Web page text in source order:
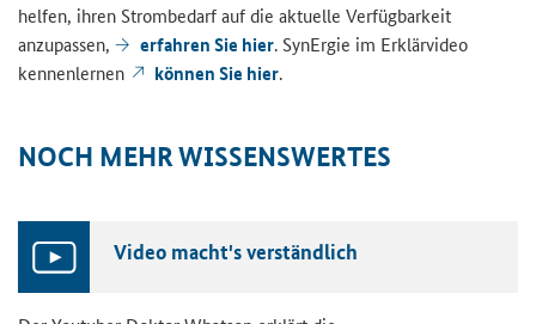
helfen, ihren Strombedarf auf die aktuelle Verfügbarkeit
anzupassen,
erfahren Sie hier. SynErgie im Erklärvideo
kennenlernen
können Sie hier.
NOCH MEHR WISSENSWERTES
Video macht's verständlich